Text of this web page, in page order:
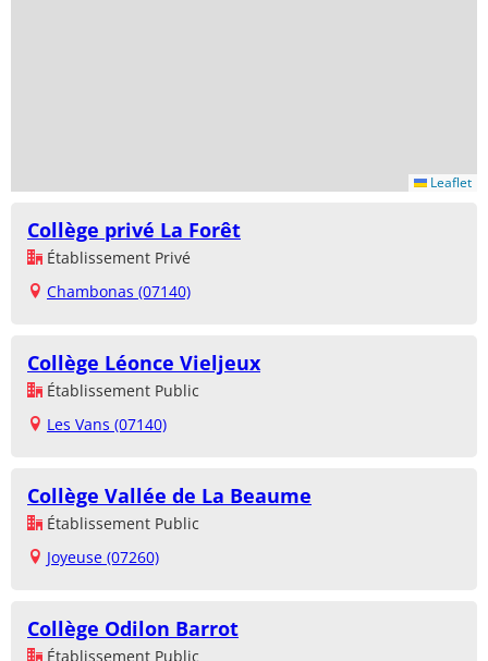
Leaflet
Collège privé La Forêt
Établissement Privé
Chambonas (07140)
Collège Léonce Vieljeux
Établissement Public
Les Vans (07140)
Collège Vallée de La Beaume
Établissement Public
Joyeuse (07260)
Collège Odilon Barrot
Établissement Public